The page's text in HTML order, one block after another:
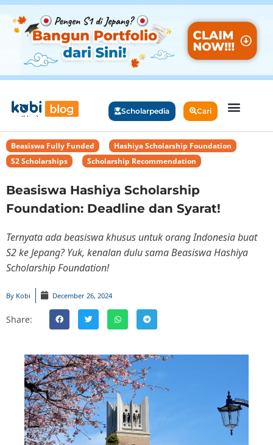
Scholarpedia Cari
Beasiswa Fully Funded Hashiya Scholarship Foundation
S2 Scholarships
Scholarship Recommendation
Beasiswa Hashiya Scholarship
Foundation: Deadline dan Syarat!
Ternyata ada beasiswa khusus untuk orang Indonesia buat
S2 ke Jepang? Yuk, kenalan dulu sama Beasiswa Hashiya
Scholarship Foundation!
By Kobi December 26, 2024
Share: